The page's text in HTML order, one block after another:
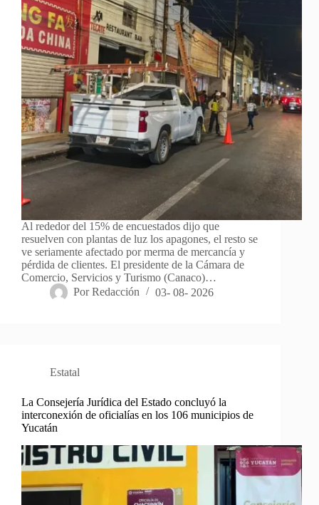
Al rededor del 15% de encuestados dijo que
resuelven con plantas de luz los apagones, el resto se
ve seriamente afectado por merma de mercancía y
pérdida de clientes. El presidente de la Cámara de
Comercio, Servicios y Turismo (Canaco)…
Por Redacción 03- 08- 2026
Estatal
La Consejería Jurídica del Estado concluyó la
interconexión de oficialías en los 106 municipios de
Yucatán